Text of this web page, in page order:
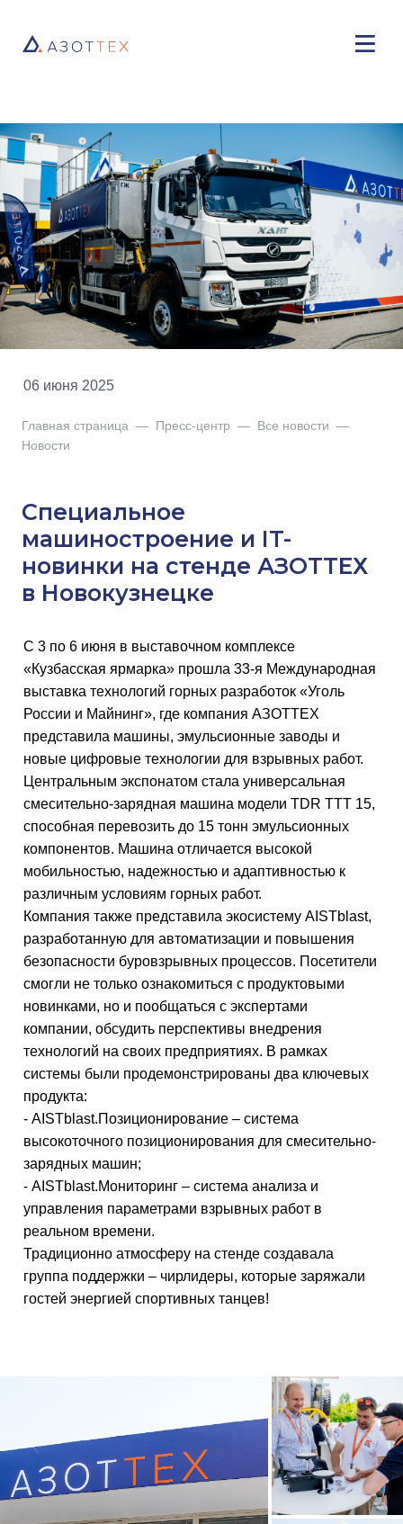
Главная страница — Пресс-центр — Все новости —
Новости
06 июня 2025
Специальное
машиностроение и IT-
новинки на стенде АЗОТТЕХ
в Новокузнецке
С 3 по 6 июня в выставочном комплексе
«Кузбасская ярмарка» прошла 33-я Международная
выставка технологий горных разработок «Уголь
России и Майнинг», где компания АЗОТТЕХ
представила машины, эмульсионные заводы и
новые цифровые технологии для взрывных работ.
Центральным экспонатом стала универсальная
смесительно-зарядная машина модели TDR TTT 15,
способная перевозить до 15 тонн эмульсионных
компонентов. Машина отличается высокой
мобильностью, надежностью и адаптивностью к
различным условиям горных работ.
Компания также представила экосистему AISTblast,
разработанную для автоматизации и повышения
безопасности буровзрывных процессов. Посетители
смогли не только ознакомиться с продуктовыми
новинками, но и пообщаться с экспертами
компании, обсудить перспективы внедрения
технологий на своих предприятиях. В рамках
системы были продемонстрированы два ключевых
продукта:
- AISTblast.Позиционирование – система
высокоточного позиционирования для смесительно-
зарядных машин;
- AISTblast.Мониторинг – система анализа и
управления параметрами взрывных работ в
реальном времени.
Традиционно атмосферу на стенде создавала
группа поддержки – чирлидеры, которые заряжали
гостей энергией спортивных танцев!